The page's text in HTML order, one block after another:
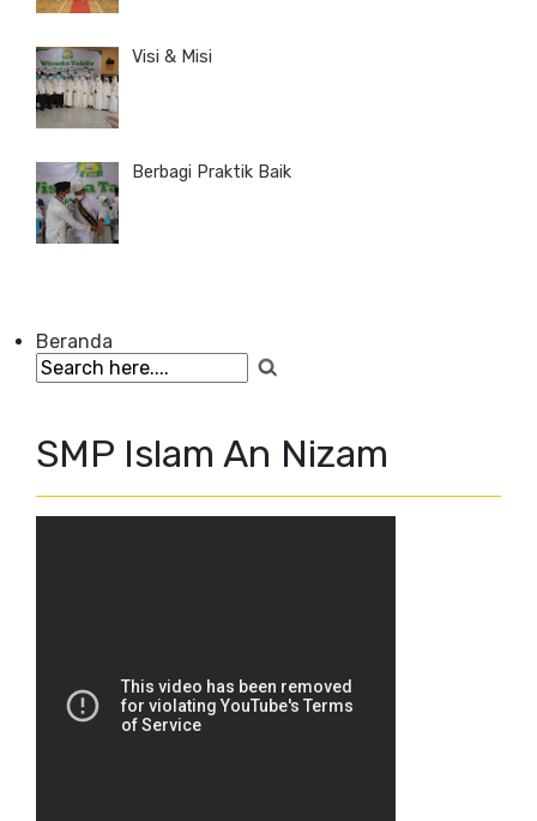
Visi & Misi
Berbagi Praktik Baik
Beranda
SMP Islam An Nizam